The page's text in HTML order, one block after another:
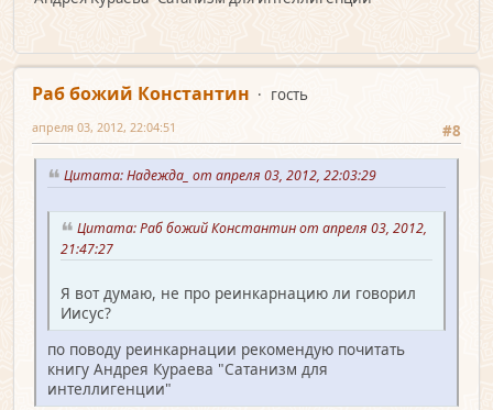
Раб божий Константин
гость
#8
апреля 03, 2012, 22:04:51
Цитата: Надежда_ от апреля 03, 2012, 22:03:29
Цитата: Раб божий Константин от апреля 03, 2012,
21:47:27
Я вот думаю, не про реинкарнацию ли говорил
Иисус?
по поводу реинкарнации рекомендую почитать
книгу Андрея Кураева "Сатанизм для
интеллигенции"